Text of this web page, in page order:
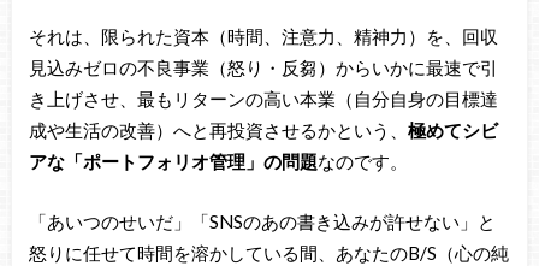
それは、限られた資本（時間、注意力、精神力）を、回収
見込みゼロの不良事業（怒り・反芻）からいかに最速で引
き上げさせ、最もリターンの高い本業（自分自身の目標達
成や生活の改善）へと再投資させるかという、 極めてシビ
アな「ポートフォリオ管理」の問題なのです。
「あいつのせいだ」「SNSのあの書き込みが許せない」と
怒りに任せて時間を溶かしている間、あなたのB/S（心の純